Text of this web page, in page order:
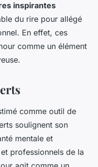
inspirantes
du rire pour allégé
En effet, ces
comme un élément
comme outil de
soulignent son
mentale et
et professionnels de la